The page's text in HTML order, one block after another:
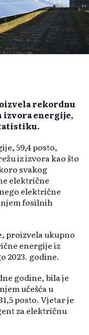
rekordnu
energije,
59,4 posto,
iz izvora kao što
svakog
električne
električne
fosilnih
proizvela ukupno
energije iz
2023. godine.
godine, bila je
učešća u
posto. Vjetar je
za električnu